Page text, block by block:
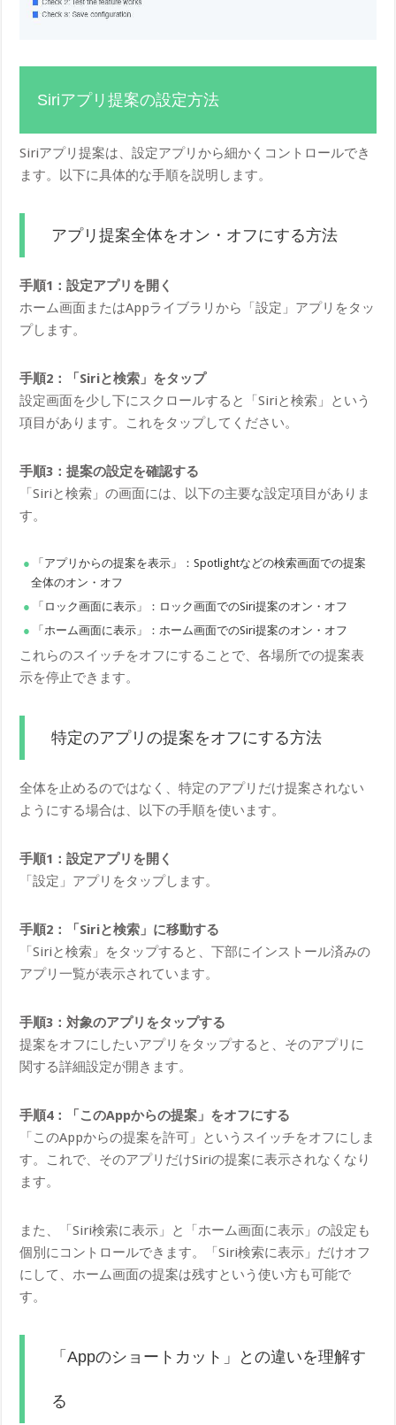
Siriアプリ提案の設定方法
Siriアプリ提案は、設定アプリから細かくコントロールでき
ます。以下に具体的な手順を説明します。
アプリ提案全体をオン・オフにする方法
手順1：設定アプリを開く
ホーム画面またはAppライブラリから「設定」アプリをタッ
プします。
手順2：「Siriと検索」をタップ
設定画面を少し下にスクロールすると「Siriと検索」という
項目があります。これをタップしてください。
手順3：提案の設定を確認する
「Siriと検索」の画面には、以下の主要な設定項目がありま
す。
「アプリからの提案を表示」：Spotlightなどの検索画面での提案
全体のオン・オフ
「ロック画面に表示」：ロック画面でのSiri提案のオン・オフ
「ホーム画面に表示」：ホーム画面でのSiri提案のオン・オフ
これらのスイッチをオフにすることで、各場所での提案表
示を停止できます。
特定のアプリの提案をオフにする方法
全体を止めるのではなく、特定のアプリだけ提案されない
ようにする場合は、以下の手順を使います。
手順1：設定アプリを開く
「設定」アプリをタップします。
手順2：「Siriと検索」に移動する
「Siriと検索」をタップすると、下部にインストール済みの
アプリ一覧が表示されています。
手順3：対象のアプリをタップする
提案をオフにしたいアプリをタップすると、そのアプリに
関する詳細設定が開きます。
手順4：「このAppからの提案」をオフにする
「このAppからの提案を許可」というスイッチをオフにしま
す。これで、そのアプリだけSiriの提案に表示されなくなり
ます。
また、「Siri検索に表示」と「ホーム画面に表示」の設定も
個別にコントロールできます。「Siri検索に表示」だけオフ
にして、ホーム画面の提案は残すという使い方も可能で
す。
「Appのショートカット」との違いを理解す
る